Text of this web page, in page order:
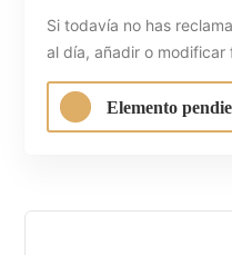
Si todavía no has
al día, añadir o
Elemento